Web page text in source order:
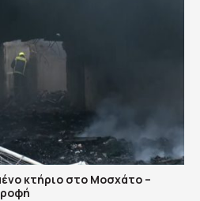
κτήριο στο Μοσχάτο –